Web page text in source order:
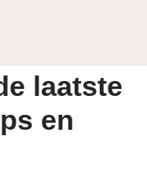
laatste
en